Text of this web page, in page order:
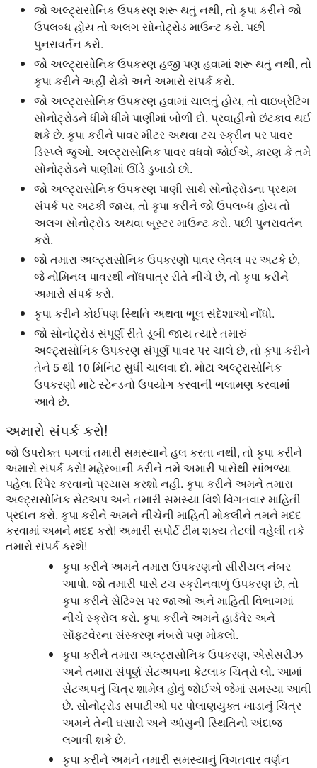
જો અલ્ટ્રાસોનિક ઉપકરણ શરૂ થતું નથી, તો કૃપા કરીને જો
ઉપલબ્ધ હોય તો અલગ સોનોટ્રોડ માઉન્ટ કરો. પછી
પુનરાવર્તન કરો.
જો અલ્ટ્રાસોનિક ઉપકરણ હજી પણ હવામાં શરૂ થતું નથી, તો
કૃપા કરીને અહીં રોકો અને અમારો સંપર્ક કરો.
જો અલ્ટ્રાસોનિક ઉપકરણ હવામાં ચાલતું હોય, તો વાઇબ્રેટિંગ
સોનોટ્રોડને ધીમે ધીમે પાણીમાં બોળી દો. પ્રવાહીનો છંટકાવ થઈ
શકે છે. કૃપા કરીને પાવર મીટર અથવા ટચ સ્ક્રીન પર પાવર
ડિસ્પ્લે જુઓ. અલ્ટ્રાસોનિક પાવર વધવો જોઈએ, કારણ કે તમે
સોનોટ્રોડને પાણીમાં ઊંડે ડુબાડો છો.
જો અલ્ટ્રાસોનિક ઉપકરણ પાણી સાથે સોનોટ્રોડના પ્રથમ
સંપર્ક પર અટકી જાય, તો કૃપા કરીને જો ઉપલબ્ધ હોય તો
અલગ સોનોટ્રોડ અથવા બૂસ્ટર માઉન્ટ કરો. પછી પુનરાવર્તન
કરો.
જો તમારા અલ્ટ્રાસોનિક ઉપકરણો પાવર લેવલ પર અટકે છે,
જે નોમિનલ પાવરથી નોંધપાત્ર રીતે નીચે છે, તો કૃપા કરીને
અમારો સંપર્ક કરો.
કૃપા કરીને કોઈપણ સ્થિતિ અથવા ભૂલ સંદેશાઓ નોંધો.
જો સોનોટ્રોડ સંપૂર્ણ રીતે ડૂબી જાય ત્યારે તમારું
અલ્ટ્રાસોનિક ઉપકરણ સંપૂર્ણ પાવર પર ચાલે છે, તો કૃપા કરીને
તેને 5 થી 10 મિનિટ સુધી ચાલવા દો. મોટા અલ્ટ્રાસોનિક
ઉપકરણો માટે સ્ટેન્ડનો ઉપયોગ કરવાની ભલામણ કરવામાં
આવે છે.
અમારો સંપર્ક કરો!
જો ઉપરોક્ત પગલાં તમારી સમસ્યાને હલ કરતા નથી, તો કૃપા કરીને
અમારો સંપર્ક કરો! મહેરબાની કરીને તમે અમારી પાસેથી સાંભળ્યા
પહેલા રિપેર કરવાનો પ્રયાસ કરશો નહીં. કૃપા કરીને અમને તમારા
અલ્ટ્રાસોનિક સેટઅપ અને તમારી સમસ્યા વિશે વિગતવાર માહિતી
પ્રદાન કરો. કૃપા કરીને અમને નીચેની માહિતી મોકલીને તમને મદદ
કરવામાં અમને મદદ કરો! અમારી સપોર્ટ ટીમ શક્ય તેટલી વહેલી તકે
તમારો સંપર્ક કરશે!
કૃપા કરીને અમને તમારા ઉપકરણનો સીરીયલ નંબર
આપો. જો તમારી પાસે ટચ સ્ક્રીનવાળું ઉપકરણ છે, તો
કૃપા કરીને સેટિંગ્સ પર જાઓ અને માહિતી વિભાગમાં
નીચે સ્ક્રોલ કરો. કૃપા કરીને અમને હાર્ડવેર અને
સૉફ્ટવેરના સંસ્કરણ નંબરો પણ મોકલો.
કૃપા કરીને તમારા અલ્ટ્રાસોનિક ઉપકરણ, એસેસરીઝ
અને તમારા સંપૂર્ણ સેટઅપના કેટલાક ચિત્રો લો. આમાં
સેટઅપનું ચિત્ર શામેલ હોવું જોઈએ જેમાં સમસ્યા આવી
છે. સોનોટ્રોડ સપાટીઓ પર પોલાણયુક્ત ખાડાનું ચિત્ર
અમને તેની ઘસારો અને આંસુની સ્થિતિનો અંદાજ
લગાવી શકે છે.
કૃપા કરીને અમને તમારી સમસ્યાનું વિગતવાર વર્ણન